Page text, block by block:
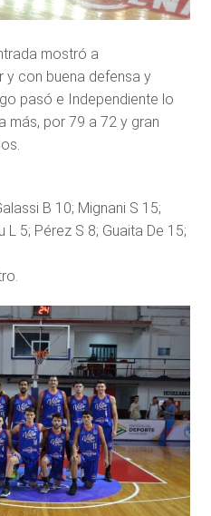
mostró a
y con buena defensa y
pasó e Independiente lo
más, por 79 a 72 y gran
B 10; Mignani S 15;
L 5; Pérez S 8; Guaita De 15;